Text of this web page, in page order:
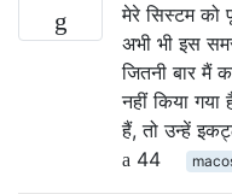
मेरे सिस्टम को
अभी भी इस
जितनी बार मैं
नहीं किया
हैं, तो उन्हें
44